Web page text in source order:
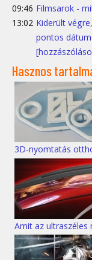
09:46 Filmsarok -
13:02 Kiderült
pontos
Hasznos
3D-nyomtatás
Amit az